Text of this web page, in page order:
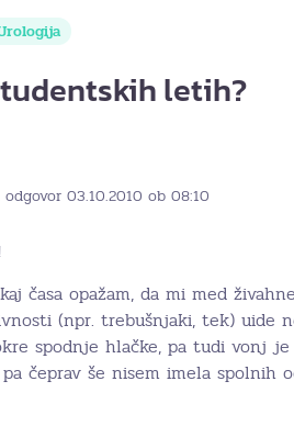
letih?
03.10.2010 ob 08:10
časa opažam, da mi med
(npr. trebušnjaki, tek) uide
spodnje hlačke, pa tudi vonj
čeprav še nisem imela spolnih